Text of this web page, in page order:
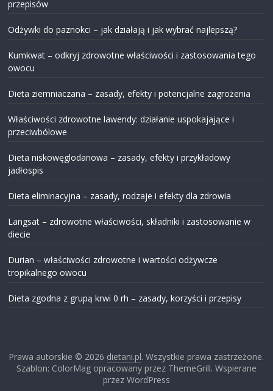
przepisów
Odżywki do paznokci – jak działają i jak wybrać najlepszą?
Kumkwat – odkryj zdrowotne właściwości i zastosowania tego
owocu
Dieta ziemniaczana – zasady, efekty i potencjalne zagrożenia
Właściwości zdrowotne lawendy: działanie uspokajające i
przeciwbólowe
Dieta niskowęglodanowa – zasady, efekty i przykładowy
jadłospis
Dieta eliminacyjna – zasady, rodzaje i efekty dla zdrowia
Langsat – zdrowotne właściwości, składniki i zastosowanie w
diecie
Durian – właściwości zdrowotne i wartości odżywcze
tropikalnego owocu
Dieta zgodna z grupą krwi 0 rh – zasady, korzyści i przepisy
Prawa autorskie © 2026 dietani.pl. Wszystkie prawa zastrzeżone.
Szablon: ColorMag opracowany przez ThemeGrill. Wspierane
przez WordPress